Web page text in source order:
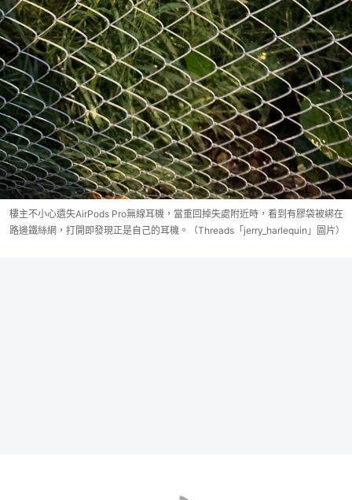
樓主不小心遺失AirPods Pro無線耳機，當重回掉失處附近時，看到有膠袋被綁在
路邊鐵絲網，打開即發現正是自己的耳機。（Threads「jerry_harlequin」圖片）